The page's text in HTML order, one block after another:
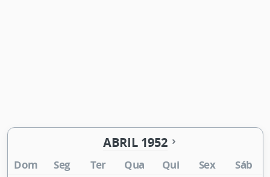
ABRIL 1952
Dom Seg Ter Qua Qui Sex Sáb